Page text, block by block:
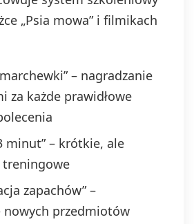
„Psia mowa” i filmikach
– nagradzanie
za każde prawidłowe
minut” – krótkie, ale
treningowe
zapachów” –
nowych przedmiotów